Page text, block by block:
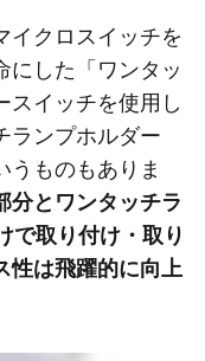
クロスイッチを
にした「ワンタッ
スイッチを使用し
ランプホルダー
うものもありま
分とワンタッチラ
で取り付け・取り
性は飛躍的に向上